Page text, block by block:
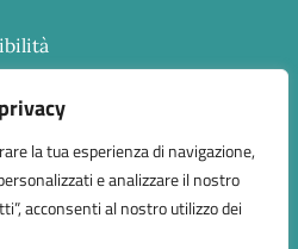
la tua esperienza di navigazione,
e analizzare il nostro
acconsenti al nostro utilizzo dei